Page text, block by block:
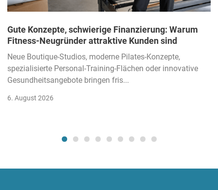
Gute Konzepte, schwierige Finanzierung: Warum
Fitness-Neugründer attraktive Kunden sind
Neue Boutique-Studios, moderne Pilates-Konzepte,
spezialisierte Personal-Training-Flächen oder innovative
Gesundheitsangebote bringen fris...
6. August 2026